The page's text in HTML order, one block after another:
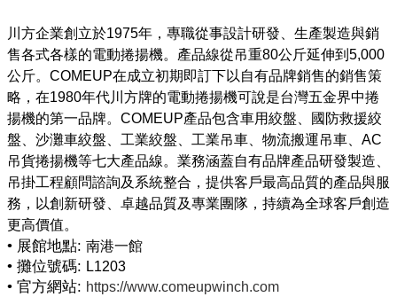
川方企業創立於1975年，專職從事設計研發、生產製造與銷
售各式各樣的電動捲揚機。產品線從吊重80公斤延伸到5,000
公斤。COMEUP在成立初期即訂下以自有品牌銷售的銷售策
略，在1980年代川方牌的電動捲揚機可說是台灣五金界中捲
揚機的第一品牌。COMEUP產品包含車用絞盤、國防救援絞
盤、沙灘車絞盤、工業絞盤、工業吊車、物流搬運吊車、AC
吊貨捲揚機等七大產品線。業務涵蓋自有品牌產品研發製造、
吊掛工程顧問諮詢及系統整合，提供客戶最高品質的產品與服
務，以創新研發、卓越品質及專業團隊，持續為全球客戶創造
• 展館地點: 南港一館
• 攤位號碼: L1203
• 官方網站: https://www.comeupwinch.com